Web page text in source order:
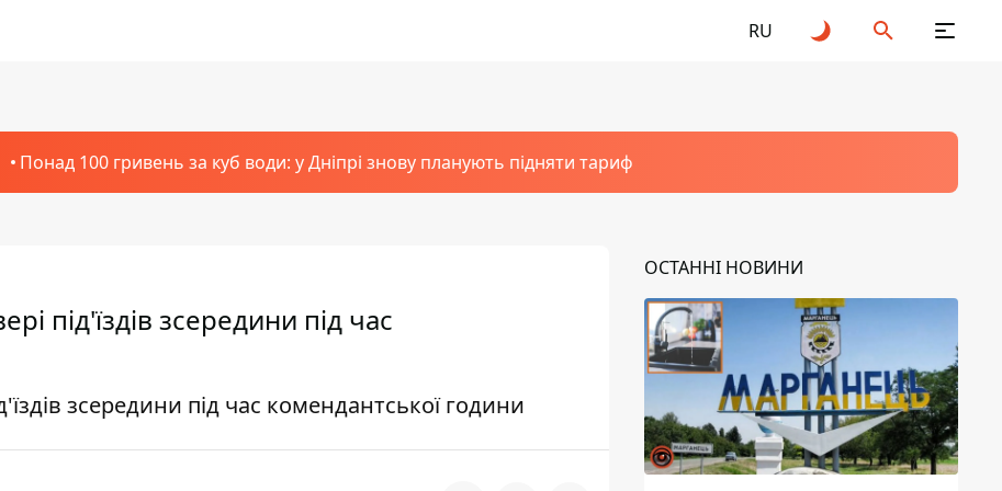
RU
Понад 100 гривень за куб води: у Дніпрі знову планують підняти тариф
під'їздів зсередини під час
зсередини під час комендантської години
ОСТАННІ НОВИНИ